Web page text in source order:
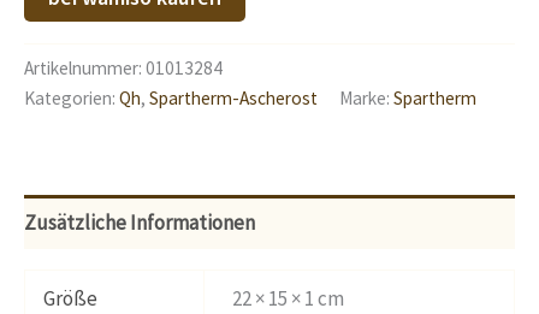
Artikelnummer: 01013284
Kategorien: Qh, Spartherm-Ascherost Marke: Spartherm
Zusätzliche Informationen
Größe 22 × 15 × 1 cm